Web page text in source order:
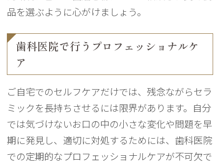
品を選ぶように心がけましょう。
歯科医院で行うプロフェッショナルケ
ア
ご自宅でのセルフケアだけでは、残念ながらセラ
ミックを長持ちさせるには限界があります。自分
では気づけないお口の中の小さな変化や問題を早
期に発見し、適切に対処するためには、歯科医院
での定期的なプロフェッショナルケアが不可欠で